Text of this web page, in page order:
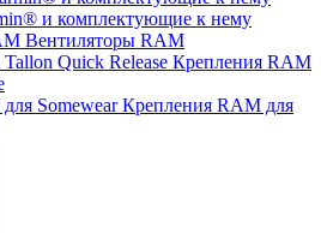
и комплектующие к нему
Вентиляторы RAM
Крепления RAM
Крепления RAM для